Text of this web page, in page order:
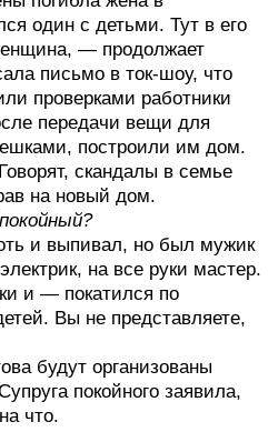
один с детьми. Тут в его
— продолжает
письмо в ток-шоу, что
проверками работники
передачи вещи для
построили им дом.
скандалы в семье
на новый дом.
и выпивал, но был мужик
на все руки мастер.
и — покатился по
Вы не представляете,
будут организованы
покойного заявила,
что.